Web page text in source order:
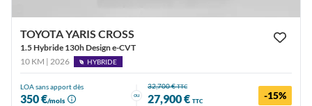
TOYOTA YARIS CROSS
1.5 Hybride 130h Design e-CVT
10 KM | 2026
HYBRIDE
LOA sans apport dès
350 €/mois
ou
32,700 €TTC
27,900 € TTC -15%